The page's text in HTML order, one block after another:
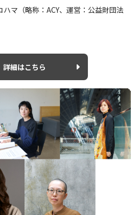
マ（略称：ACY、運営：公益財団法
詳細はこちら